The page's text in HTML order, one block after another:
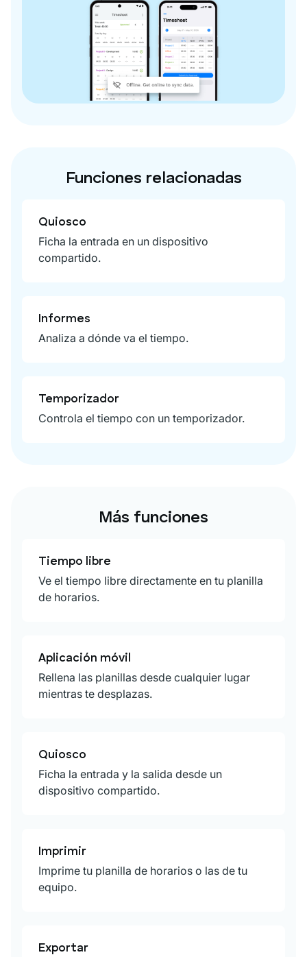
Funciones relacionadas
Quiosco
Ficha la entrada en un dispositivo
compartido.
Informes
Analiza a dónde va el tiempo.
Temporizador
Controla el tiempo con un temporizador.
Más funciones
Tiempo libre
Ve el tiempo libre directamente en tu planilla
de horarios.
Aplicación móvil
Rellena las planillas desde cualquier lugar
mientras te desplazas.
Quiosco
Ficha la entrada y la salida desde un
dispositivo compartido.
Imprimir
Imprime tu planilla de horarios o las de tu
equipo.
Exportar